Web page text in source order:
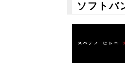
ソフトバ